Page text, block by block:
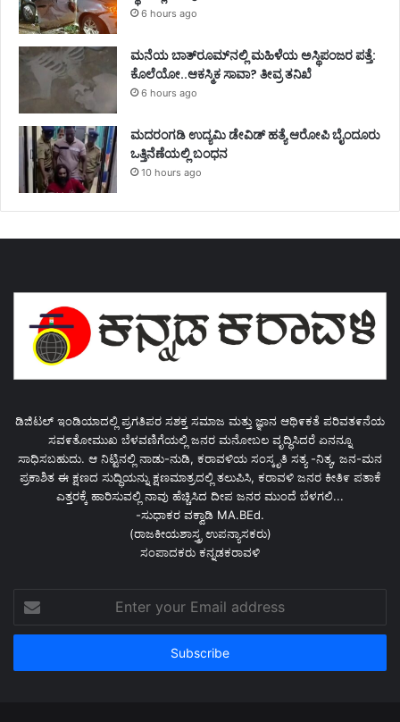
6 hours ago
ಮನೆಯ ಬಾತ್‌ರೂಮ್‌ನಲ್ಲಿ ಮಹಿಳೆಯ ಅಸ್ಥಿಪಂಜರ ಪತ್ತೆ:
ಕೊಲೆಯೋ..ಆಕಸ್ಮಿಕ ಸಾವಾ? ತೀವ್ರ ತನಿಖೆ
6 hours ago
ಮದರಂಗಡಿ ಉದ್ಯಮಿ ಡೇವಿಡ್ ಹತ್ಯೆ ಆರೋಪಿ ಬೈಂದೂರು
ಒತ್ತಿನೆಣೆಯಲ್ಲಿ ಬಂಧನ
10 hours ago
ಡಿಜಿಟಲ್ ಇಂಡಿಯಾದಲ್ಲಿ ಪ್ರಗತಿಪರ ಸಶಕ್ತ ಸಮಾಜ ಮತ್ತು ಜ್ಞಾನ ಆಥಿ೯ಕತೆ ಪರಿವತ೯ನೆಯ
ಸವ೯ತೋಮುಖ ಬೆಳವಣಿಗೆಯಲ್ಲಿ ಜನರ ಮನೋಬಲ ವೃದ್ಧಿಸಿದರೆ ಏನನ್ನೂ
ಸಾಧಿಸಬಹುದು. ಆ ನಿಟ್ಟಿನಲ್ಲಿ ನಾಡು-ನುಡಿ, ಕರಾವಳಿಯ ಸಂಸ್ಕೃತಿ ಸತ್ಯ -ನಿತ್ಯ, ಜನ-ಮನ
ಪ್ರಕಾಶಿತ ಈ ಕ್ಷಣದ ಸುದ್ಧಿಯನ್ನು ಕ್ಷಣಮಾತ್ರದಲ್ಲಿ ತಲುಪಿಸಿ, ಕರಾವಳಿ ಜನರ ಕೀತಿ೯ ಪತಾಕೆ
ಎತ್ತರಕ್ಕೆ ಹಾರಿಸುವಲ್ಲಿ ನಾವು ಹೆಚ್ಚಿಸಿದ ದೀಪ ಜನರ ಮುಂದೆ ಬೆಳಗಲಿ...
-ಸುಧಾಕರ ವಕ್ವಾಡಿ MA.BEd.
(ರಾಜಕೀಯಶಾಸ್ತ್ರ ಉಪನ್ಯಾಸಕರು)
ಸಂಪಾದಕರು ಕನ್ನಡಕರಾವಳಿ
your
Email